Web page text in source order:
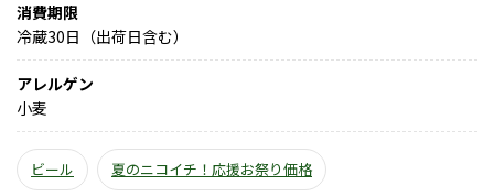
消費期限
冷蔵30日（出荷日含む）
アレルゲン
小麦
ビール 夏のニコイチ！応援お祭り価格